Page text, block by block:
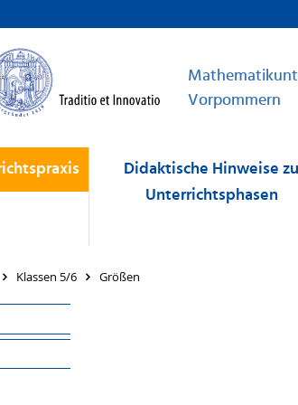
Vorpommern
Didaktische Hinweise zu
Unterrichtsphasen
Klassen 5/6 Größen